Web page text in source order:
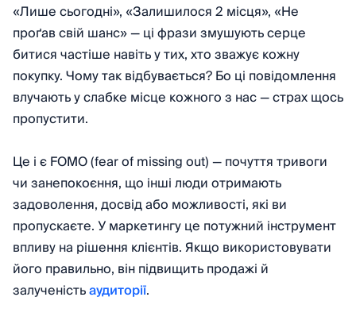
«Лише сьогодні», «Залишилося 2 місця», «Не
проґав свій шанс» — ці фрази змушують серце
битися частіше навіть у тих, хто зважує кожну
покупку. Чому так відбувається? Бо ці повідомлення
влучають у слабке місце кожного з нас — страх щось
пропустити.
Це і є FOMO (fear of missing out) — почуття тривоги
чи занепокоєння, що інші люди отримають
задоволення, досвід або можливості, які ви
пропускаєте. У маркетингу це потужний інструмент
впливу на рішення клієнтів. Якщо використовувати
його правильно, він підвищить продажі й
залученістьаудиторії.